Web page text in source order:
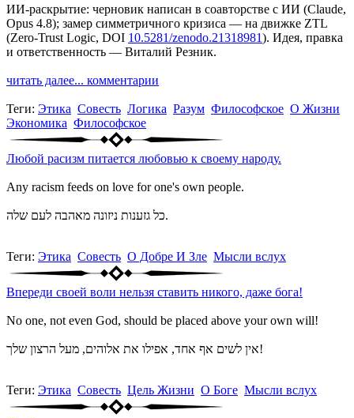
ИИ-раскрытие: черновик написан в соавторстве с ИИ (Claude,
Opus 4.8); замер симметричного кризиса — на движке ZTL
(Zero-Trust Logic, DOI 10.5281/zenodo.21318981). Идея, правка
и ответственность — Виталий Резник.
читать далее... комментарии
Теги: Этика Совесть Логика Разум Философское О Жизни
Экономика Философское
Любой расизм питается любовью к своему народу.
Any racism feeds on love for one's own people.
כל גזענות ניזונה מאהבה לעם שלה.
Теги: Этика Совесть О Добре И Зле Мысли вслух
Впереди своей воли нельзя ставить никого, даже бога!
No one, not even God, should be placed above your own will!
אין לשים אף אחד, אפילו את אלוהים, מעל הרצון שלך!
Теги: Этика Совесть Цель Жизни О Боге Мысли вслух